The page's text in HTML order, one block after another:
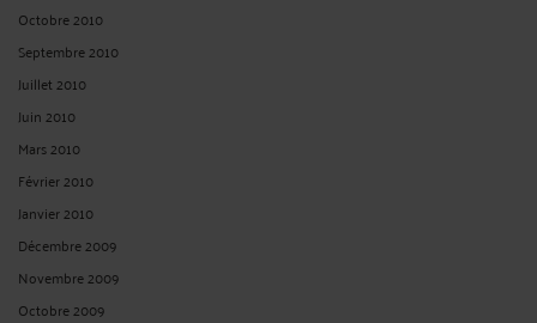
Octobre 2010
Septembre 2010
Juillet 2010
Juin 2010
Mars 2010
Février 2010
Janvier 2010
Décembre 2009
Novembre 2009
Octobre 2009